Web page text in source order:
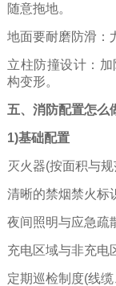
随意拖地。
地面要耐磨防滑：
立柱防撞设计：
构变形。
五、消防配置怎么
1)基础配置
灭火器(按面积与
清晰的禁烟禁火标
夜间照明与应急疏
充电区域与非充电
定期巡检制度(线